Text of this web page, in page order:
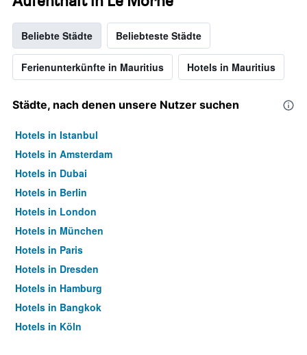
Beliebte Städte Beliebteste Städte
Ferienunterkünfte in Mauritius Hotels in Mauritius
Städte, nach denen unsere Nutzer suchen
Hotels in Istanbul
Hotels in Amsterdam
Hotels in Dubai
Hotels in Berlin
Hotels in London
Hotels in München
Hotels in Paris
Hotels in Dresden
Hotels in Hamburg
Hotels in Bangkok
Hotels in Köln